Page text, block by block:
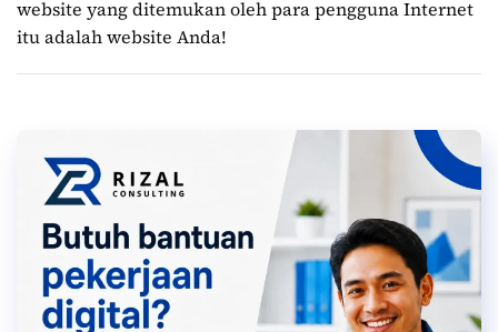
website yang ditemukan oleh para pengguna Internet
itu adalah website Anda!